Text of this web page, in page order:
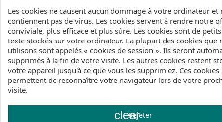
Our classic diamond kites are easy to assemble,
easy to fly and come with beautiful graphics. All
diamond kites come ready to fly including kite tail,
handle and line.
Width: 68 cm
Height: 68 cm
Sail: Ripstop-Polyester
Frame: Fibreglass 4 mm
Line: incl., Polyester 17 kp, 40 m on spool
Wind (Bft.): 2-5 (6-38 km/h, 4-24 mph)
Les cookies ne causent aucun dommage à votre ordinateur et
contiennent pas de virus. Les cookies servent à rendre notre
conviviale, plus efficace et plus sûre. Les cookies sont de
texte stockés sur votre ordinateur. La plupart des cookies que
utilisons sont appelés « cookies de session ». Ils seront
supprimés à la fin de votre visite. Les autres cookies restent
votre appareil jusqu'à ce que vous les supprimiez. Ces cookies
permettent de reconnaître votre navigateur lors de votre
visite.
clearRejeter